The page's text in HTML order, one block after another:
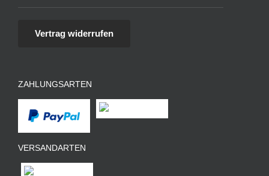
Vertrag widerrufen
ZAHLUNGSARTEN
VERSANDARTEN